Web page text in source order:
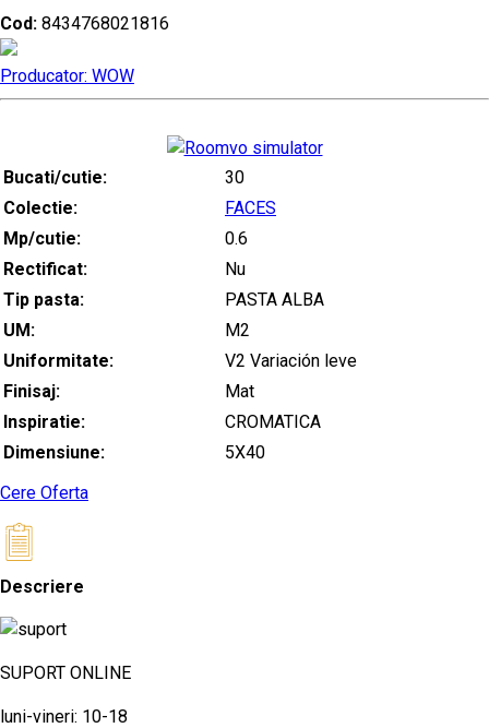
Cod: 8434768021816
Producator: WOW
Bucati/cutie:
30
Colectie:
FACES
Mp/cutie:
0.6
Rectificat:
Nu
Tip pasta:
PASTA ALBA
UM:
M2
Uniformitate:
V2 Variación leve
Finisaj:
Mat
Inspiratie:
CROMATICA
Dimensiune:
5X40
Cere Oferta
Descriere
SUPORT ONLINE
luni-vineri: 10-18